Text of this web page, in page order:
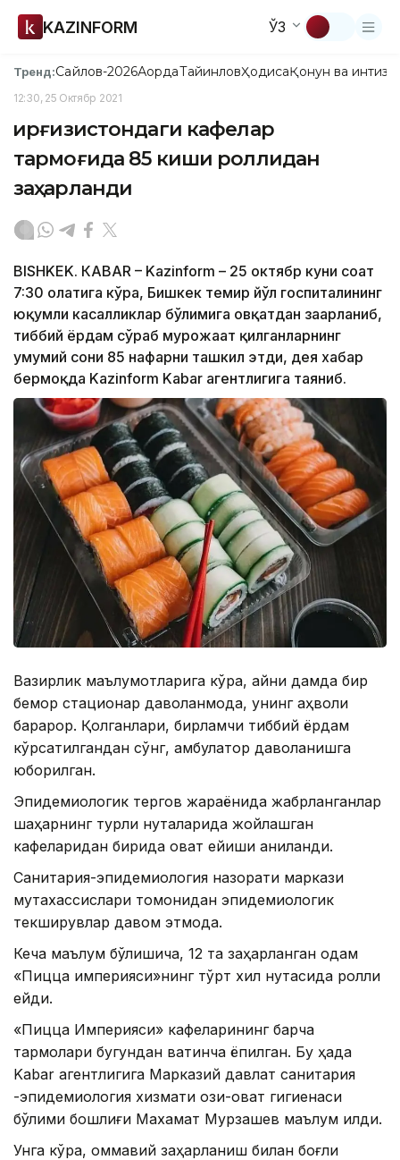
KAZINFORM ЎЗ
Тренд:Сайлов-2026АқордаТайинловҲодисаҚонун ва
12:30, 25 Октябр 2021
Қирғизистондаги кафелар
тармоғида 85 киши роллидан
заҳарланди
BISHKEK. КABAR – Kazinform – 25 октябр куни соат
7:30 ҳолатига кўра, Бишкек темир йўл госпиталининг
юқумли касалликлар бўлимига овқатдан заҳарланиб,
тиббий ёрдам сўраб мурожаат қилганларнинг
умумий сони 85 нафарни ташкил этди, дея хабар
бермоқда Kazinform Kabar агентлигига таяниб.
Вазирлик маълумотларига кўра, айни дамда бир
бемор стационар даволанмоқда, унинг аҳволи
барқарор. Қолганлари, бирламчи тиббий ёрдам
кўрсатилгандан сўнг, амбулатор даволанишга
юборилган.
Эпидемиологик тергов жараёнида жабрланганлар
шаҳарнинг турли нуқталарида жойлашган
кафеларидан бирида овқат ейиши аниқланди.
Санитария-эпидемиология назорати маркази
мутахассислари томонидан эпидемиологик
текширувлар давом этмоқда.
Кеча маълум бўлишича, 12 та заҳарланган одам
«Пицца империяси»нинг тўрт хил нуқтасида ролли
ейди.
«Пицца Империяси» кафеларининг барча
тармоқлари бугундан вақтинча ёпилган. Бу ҳақда
Kabar агентлигига Марказий давлат санитария
-эпидемиология хизмати озиқ-овқат гигиенаси
бўлими бошлиғи Махамат Мурзашев маълум қилди.
Унга кўра, оммавий заҳарланиш билан боғлиқ